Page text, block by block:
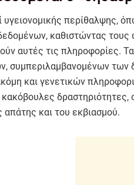
υγειονομικής περίθαλψης,
καθιστώντας
αυτές τις πληροφορίες.
συμπεριλαμβανομένων
και γενετικών
κακόβουλες
απάτης και του εκβιασμού.